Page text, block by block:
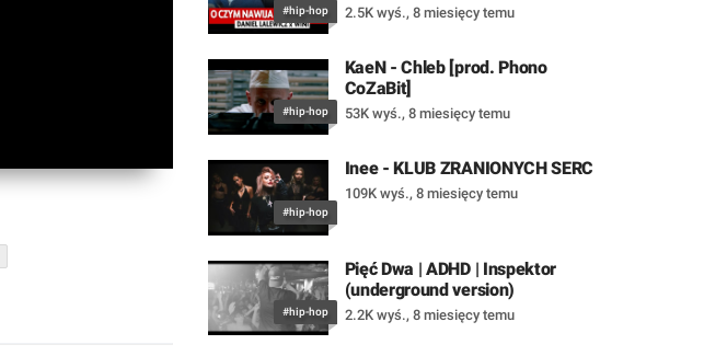
#hip-hop 2.5K wyś., 8 miesięcy temu
#hip-hop
KaeN - Chleb [prod. Phono
CoZaBit]
53K wyś., 8 miesięcy temu
#hip-hop
Inee - KLUB ZRANIONYCH SERC
109K wyś., 8 miesięcy temu
#hip-hop
Pięć Dwa | ADHD | Inspektor
(underground version)
2.2K wyś., 8 miesięcy temu